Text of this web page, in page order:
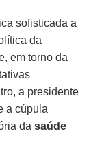
sofisticada a
da
em torno da
a presidente
a cúpula
dasaúde